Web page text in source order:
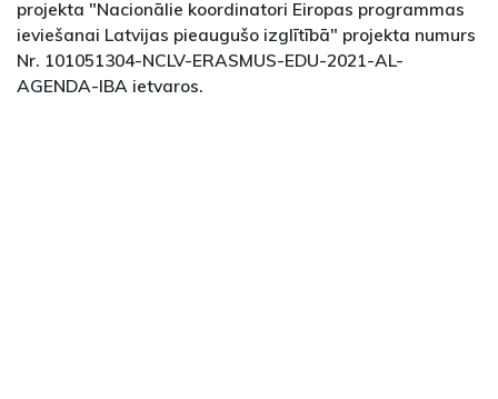
projekta "Nacionālie koordinatori Eiropas programmas
ieviešanai Latvijas pieaugušo izglītībā" projekta numurs
Nr. 101051304-NCLV-ERASMUS-EDU-2021-AL-
AGENDA-IBA ietvaros.